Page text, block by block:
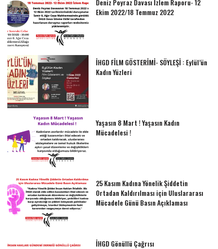
Ekim 2022/18 Temmuz 2022
İHGD FİLM GÖSTERİMİ- SÖYLEŞİ : Eylül’ün
Kadın Yüzleri
Yaşasın 8 Mart ! Yaşasın Kadın
Mücadelesi !
25 Kasım Kadına Yönelik Şiddetin
Ortadan Kaldırılması için Uluslararası
Mücadele Günü Basın Açıklaması
İHGD Gönüllü Çağrısı